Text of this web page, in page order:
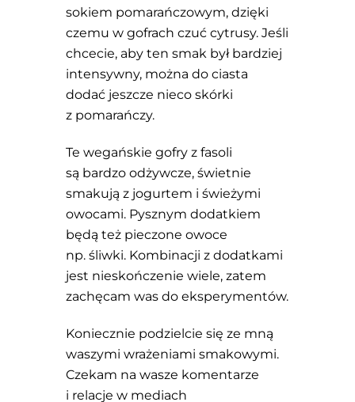
sokiem pomarańczowym, dzięki
czemu w gofrach czuć cytrusy. Jeśli
chcecie, aby ten smak był bardziej
intensywny, można do ciasta
dodać jeszcze nieco skórki
z pomarańczy.
Te wegańskie gofry z fasoli
są bardzo odżywcze, świetnie
smakują z jogurtem i świeżymi
owocami. Pysznym dodatkiem
będą też pieczone owoce
np. śliwki. Kombinacji z dodatkami
jest nieskończenie wiele, zatem
zachęcam was do eksperymentów.
Koniecznie podzielcie się ze mną
waszymi wrażeniami smakowymi.
Czekam na wasze komentarze
i relacje w mediach